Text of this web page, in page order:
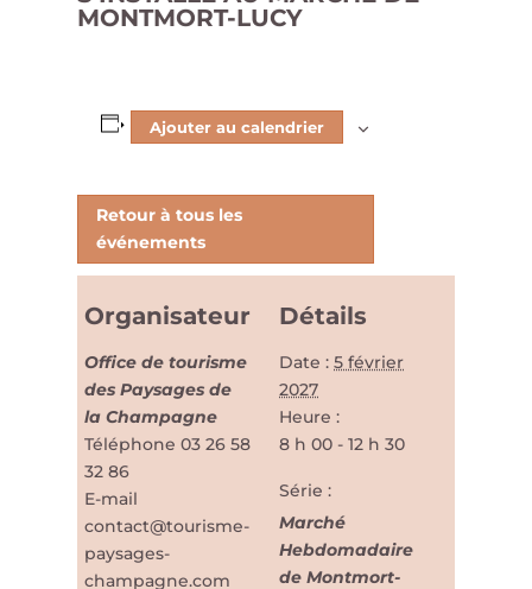
MONTMORT-LUCY
Ajouter au calendrier
Détails
Date : 5 février
2027
Heure :
8 h 00 - 12 h 30
Série :
Marché
Hebdomadaire
de Montmort-
Organisateur
Office de tourisme
des Paysages de
la Champagne
Téléphone03 26 58
32 86
E-mail
contact@tourisme-
paysages-
champagne.com
Retour à tous les
événements